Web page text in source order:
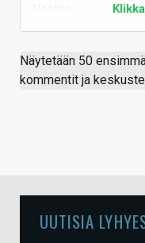
aikataulusta.
vähemmän ja
koota
Tämän sisällön
suostumuksesi
Näytetään 50
kommentit ja
UUTISIA